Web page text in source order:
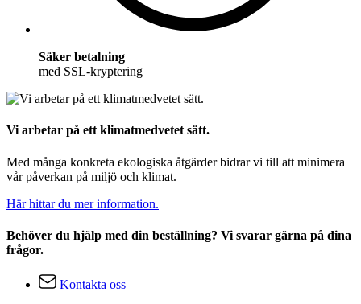
Säker betalning
med SSL-kryptering
Vi arbetar på ett klimatmedvetet sätt.
Med många konkreta ekologiska åtgärder bidrar vi till att minimera
vår påverkan på miljö och klimat.
Här hittar du mer information.
Behöver du hjälp med din beställning? Vi svarar gärna på dina
frågor.
Kontakta oss